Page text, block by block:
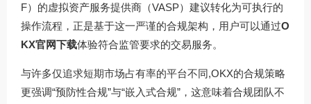
F）的虚拟资产服务提供商（VASP）建议转化为可执行的
操作流程，正是基于这一严谨的合规架构，用户可以通过O
KX官网下载体验符合监管要求的交易服务。
与许多仅追求短期市场占有率的平台不同,OKX的合规策略
更强调“预防性合规”与“嵌入式合规”，这意味着合规团队不